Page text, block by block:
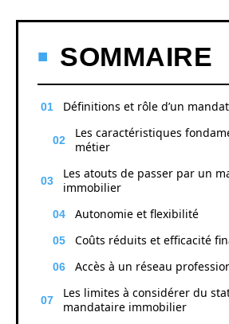
SOMMAIRE
Définitions et rôle d’un
Les caractéristiques
métier
Les atouts de passer par un
immobilier
Autonomie et flexibilité
Coûts réduits et efficacité
Accès à un réseau
Les limites à considérer du
mandataire immobilier